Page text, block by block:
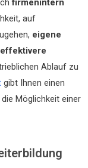
firmenintern
auf
eigene
effektivere
Ablauf zu
gibt Ihnen einen
Möglichkeit einer